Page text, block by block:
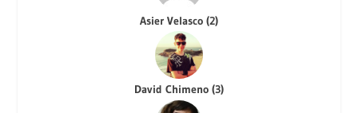
Asier Velasco (2)
David Chimeno (3)